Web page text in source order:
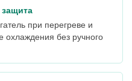
при перегреве и
охлаждения без ручного